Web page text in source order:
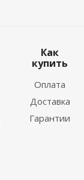
Как
купить
Оплата
Доставка
Гарантии